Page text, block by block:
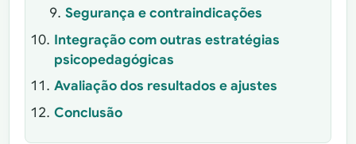
Segurança e contraindicações
Integração com outras estratégias
psicopedagógicas
Avaliação dos resultados e ajustes
Conclusão